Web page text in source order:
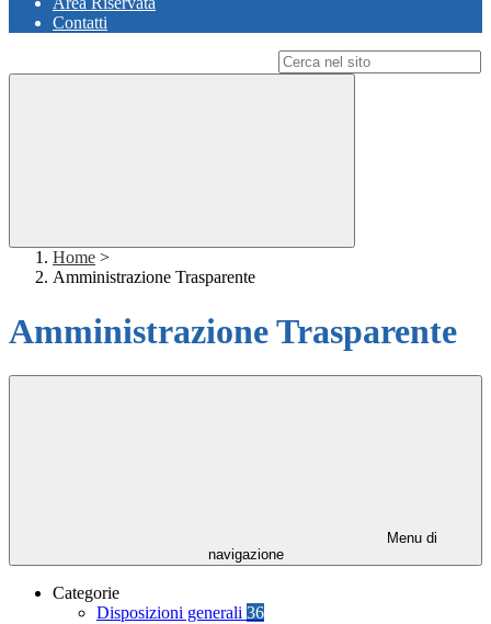
Contatti
Home >
Amministrazione Trasparente
Amministrazione Trasparente
Menu di
navigazione
Categorie
Disposizioni generali 36